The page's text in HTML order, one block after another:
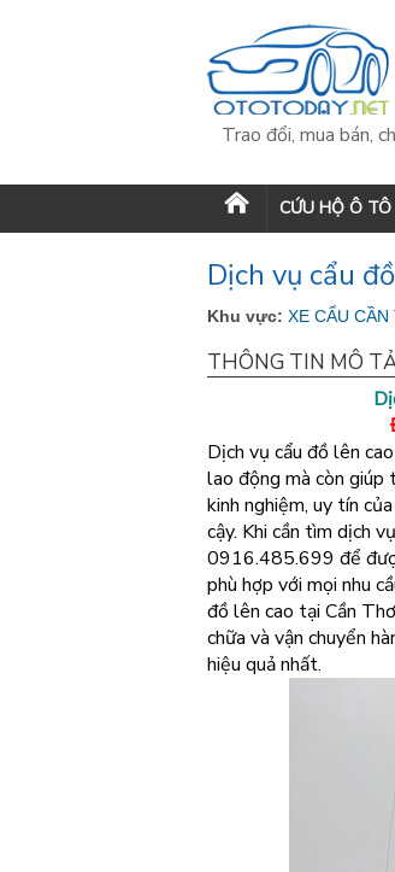
Trao đổi, mua bán,
CỨU HỘ Ô
Dịch vụ cẩu
Khu vực: XE CẨU CẦN
THÔNG TIN MÔ
Dịch vụ cẩu đồ lên
lao động mà còn giúp
kinh nghiệm, uy tín
cậy. Khi cần tìm dịch
0916.485.699 để
phù hợp với mọi nhu
đồ lên cao tại Cần
chữa và vận chuyển
hiệu quả nhất.